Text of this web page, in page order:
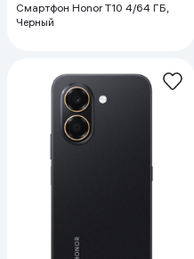
Смартфон Honor T10 4/64 ГБ,
Черный